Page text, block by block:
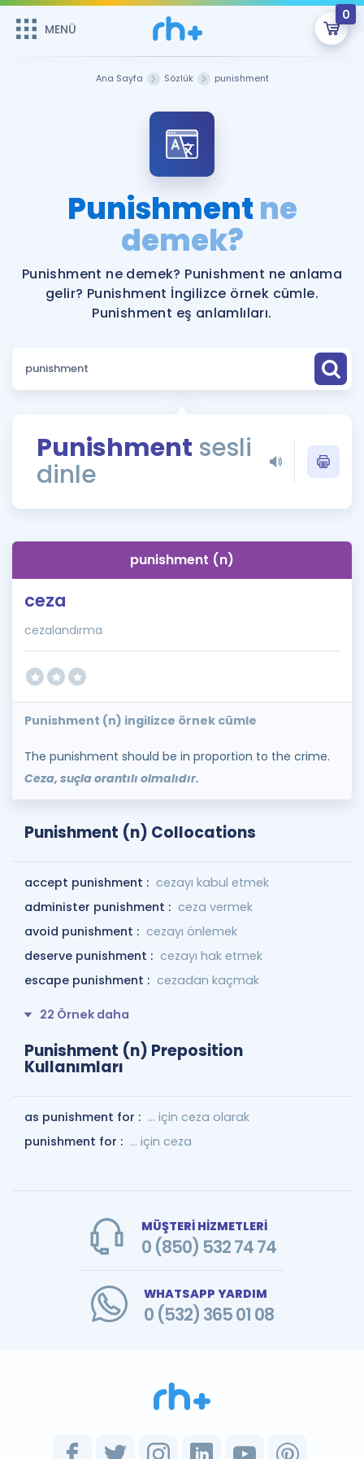
MENÜ
0
Şifremi Hatırlamıyorum
Sepetin Şu An Boş.
Remzi Hoca ile seni sınava hazırlayacak onlarca eğitim seni
bekliyor!
MENÜ
Katılımcı Görüşleri
Faydalı Araçlar
Ücretsiz Kaynaklar
ÖSYM Sınav Takvimi
Kampanyalar
İngilizce Gramer
İngilizce Gramer
Ana Sayfa Sözlük punishment
Punishmentne
demek?
Punishment ne demek? Punishment ne anlama
gelir? Punishment İngilizce örnek cümle.
Punishment eş anlamlıları.
Punishment sesli
dinle
punishment (n)
ceza
cezalandırma
Punishment (n) ingilizce örnek cümle
The punishment should be in proportion to the crime.
Ceza, suçla orantılı olmalıdır.
Punishment (n) Collocations
accept punishment : cezayı kabul etmek
administer punishment : ceza vermek
avoid punishment : cezayı önlemek
deserve punishment : cezayı hak etmek
escape punishment : cezadan kaçmak
22 Örnek daha
Punishment (n) Preposition
Kullanımları
as punishment for : ... için ceza olarak
punishment for : ... için ceza
MÜŞTERİ HİZMETLERİ
0 (850) 532 74 74
WHATSAPP YARDIM
0 (532) 365 01 08